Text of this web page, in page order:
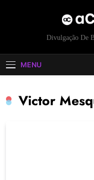
Divulgação De
MENU
Victor